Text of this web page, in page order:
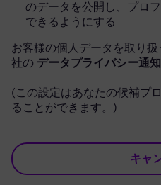
のデータを公開し、プロ
できるようにする
お客様の個人データを取り
社の データプライバシー通知
(この設定はあなたの候補プ
ることができます。)
キャ